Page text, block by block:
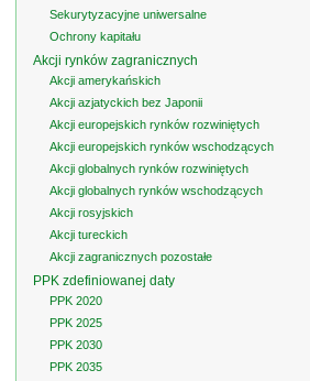
Sekurytyzacyjne uniwersalne
Ochrony kapitału
Akcji rynków zagranicznych
Akcji amerykańskich
Akcji azjatyckich bez Japonii
Akcji europejskich rynków rozwiniętych
Akcji europejskich rynków wschodzących
Akcji globalnych rynków rozwiniętych
Akcji globalnych rynków wschodzących
Akcji rosyjskich
Akcji tureckich
Akcji zagranicznych pozostałe
PPK zdefiniowanej daty
PPK 2020
PPK 2025
PPK 2030
PPK 2035